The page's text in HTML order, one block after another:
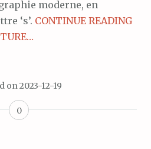
moderne, en
‘s’. CONTINUE READING
on2023-12-19
0